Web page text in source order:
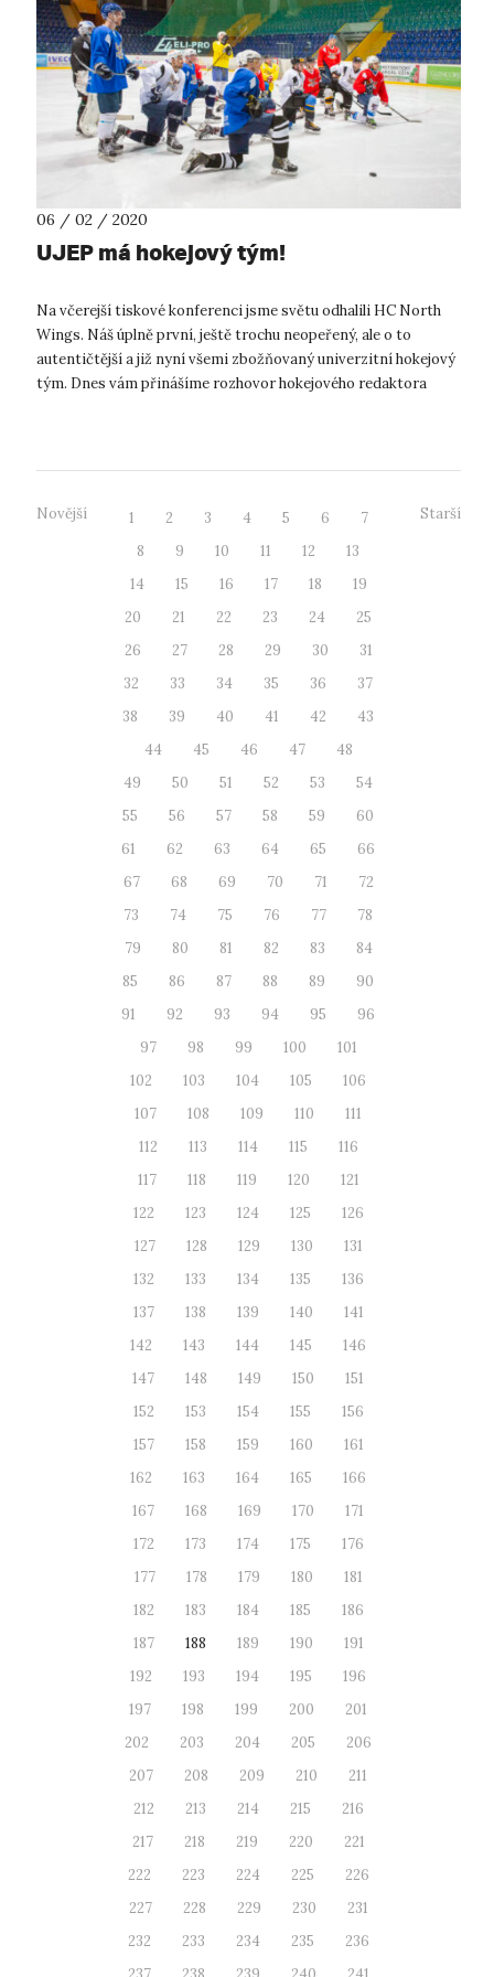
06 / 02 / 2020
UJEP má hokejový tým!
Na včerejší tiskové konferenci jsme světu odhalili HC North
Wings. Náš úplně první, ještě trochu neopeřený, ale o to
autentičtější a již nyní všemi zbožňovaný univerzitní hokejový
tým. Dnes vám přinášíme rozhovor hokejového redaktora
Novější 1 2 3 4 5 6
7
8
9 10 11 12
13
14
15 16 17 18
19
20
21 22 23 24
25
26
27 28 29 30
31
32
33 34 35 36
37
38
39 40 41 42
43
44
45 46 47
48
49
50 51 52 53
54
55
56 57 58 59
60
61
62 63 64 65
66
67
68 69 70 71
72
73
74 75 76 77
78
79
80 81 82 83
84
85
86 87 88 89
90
91
92 93 94 95
96
97
98 99 100
101
102
103 104 105
106
107
108 109 110
111
112
113 114 115
116
117
118 119 120
121
122
123 124 125
126
127
128 129 130
131
132
133 134 135
136
137
138 139 140
141
142
143 144 145
146
147
148 149 150
151
152
153 154 155
156
157
158 159 160
161
162
163 164 165
166
167
168 169 170
171
172
173 174 175
176
177
178 179 180
181
182
183 184 185
186
187
188 189 190
191
192
193 194 195
196
197
198 199 200
201
202
203 204 205
206
207
208 209 210
211
212
213 214 215
216
217
218 219 220
221
222
223 224 225
226
227
228 229 230
231
232
233 234 235
236
Starší